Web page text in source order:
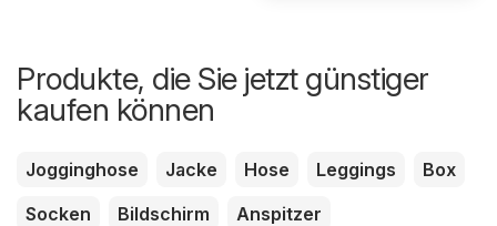
Produkte, die Sie jetzt günstiger
kaufen können
Jogginghose Jacke Hose Leggings
Box
Socken
Bildschirm Anspitzer